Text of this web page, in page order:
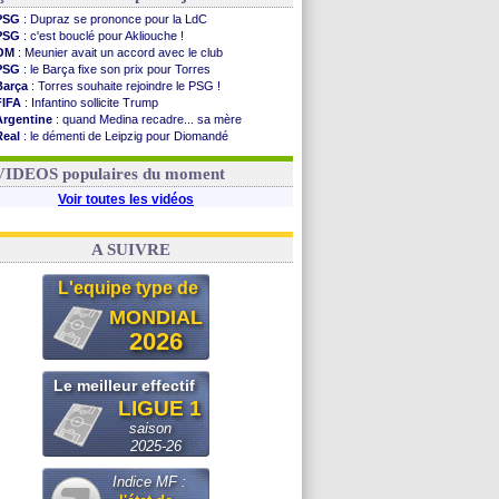
: Dupraz se prononce pour la LdC
: c'est bouclé pour Akliouche !
: Meunier avait un accord avec le club
: le Barça fixe son prix pour Torres
: Torres souhaite rejoindre le PSG !
: Infantino sollicite Trump
: quand Medina recadre... sa mère
: le démenti de Leipzig pour Diomandé
: le conseiller d'Infantino démissionne !
populaires du moment
Voir toutes les vidéos
A SUIVRE
L'equipe type de
MONDIAL
2026
Le meilleur effectif
LIGUE 1
saison
2025-26
Indice MF :